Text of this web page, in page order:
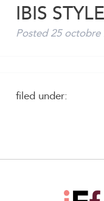
IBIS
Posted25 octobre
filed under: